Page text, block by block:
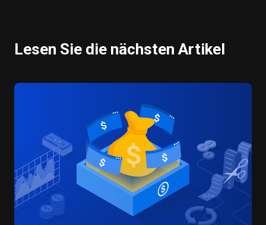
Lesen Sie die nächsten Artikel